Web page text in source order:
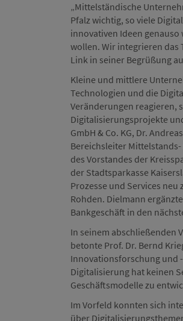
„Mittelständische
Pfalz wichtig, so viele
innovativen Ideen
wollen. Wir integrieren das
Link in seiner Begrüßung
Kleine und mittlere
Technologien und die
Veränderungen reagieren,
Digitalisierungsprojekte
GmbH & Co. KG, Dr.
Bereichsleiter
des Vorstandes der
der Stadtsparkasse
Prozesse und Services
Rohden. Dielmann
Bankgeschäft in den
In seinem abschließenden
betonte Prof. Dr. Bernd
Innovationsforschung und
Digitalisierung hat keinen
Geschäftsmodelle zu
Im Vorfeld konnten sich
über